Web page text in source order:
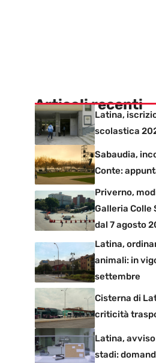
Articoli recenti
Latina,
scolastica
Sabaudia,
Conte:
Priverno,
Galleria Colle
dal 7 agosto
Latina,
animali: in
settembre
Cisterna di
criticità
Latina,
stadi: